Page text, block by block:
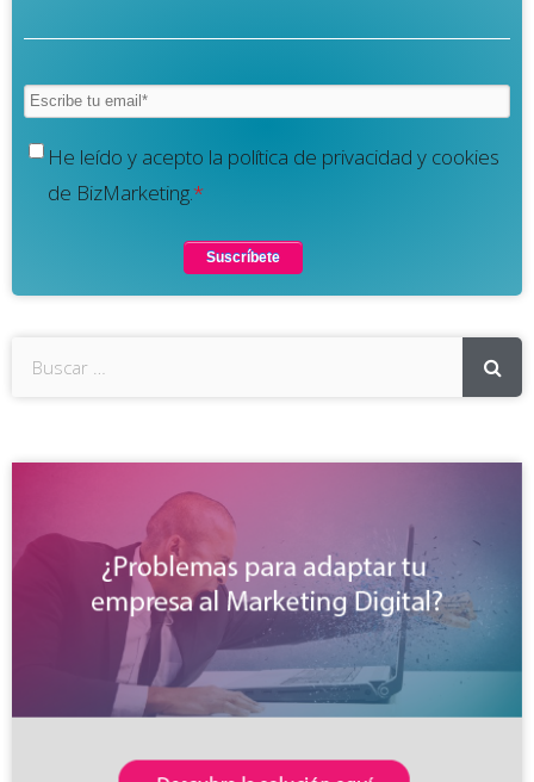
He leído y acepto la política de privacidad y cookies
de BizMarketing.*